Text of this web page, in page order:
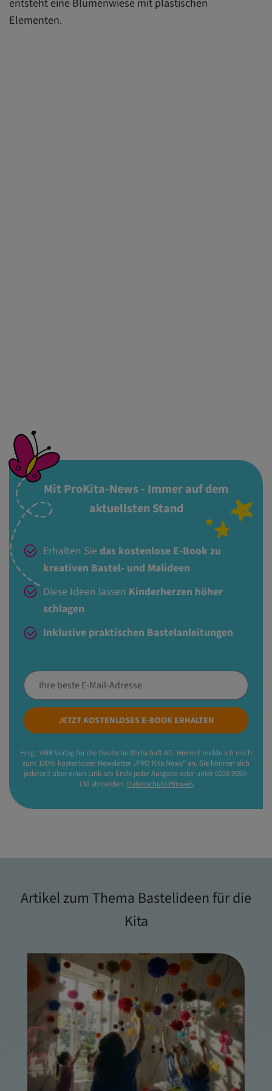
Mit ProKita-News - Immer auf dem
aktuellsten Stand
Erhalten Sie das kostenlose E-Book zu
kreativen Bastel- und Malideen
Diese Ideen lassen Kinderherzen höher
schlagen
Inklusive praktischen Bastelanleitungen
JETZT KOSTENLOSES E-BOOK ERHALTEN
Hrsg.: VNR Verlag für die Deutsche Wirtschaft AG. Hiermit melde ich mich
zum 100% kostenlosen Newsletter „PRO Kita News“ an. Sie können sich
jederzeit über einen Link am Ende jeder Ausgabe oder unter 0228 9550-
130 abmelden. Datenschutz-Hinweis
Elementen.
Artikel zum Thema Bastelideen für die
Kita